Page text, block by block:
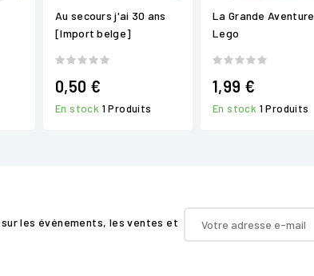
Au secours j'ai 30 ans
[Import belge]
0,50 €
En stock 1 Produits
La Grande Aventure
Lego
1,99 €
En stock 1 Produits
les événements, les ventes et